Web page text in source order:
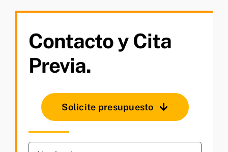
Contacto y Cita
Previa.
Solicite presupuesto